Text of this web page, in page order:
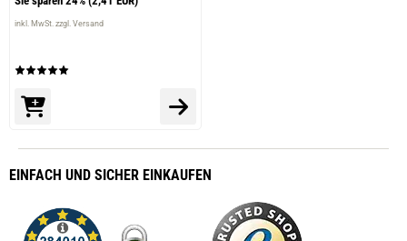
inkl. MwSt. zzgl. Versand
EINFACH UND SICHER EINKAUFEN